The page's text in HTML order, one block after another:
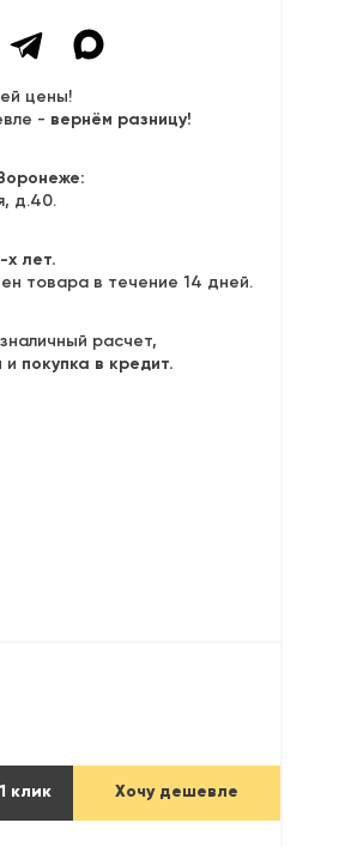
клик Хочу дешевле
цены!
- вернём разницу!
д.40.
х лет.
товара в течение 14 дней.
расчет,
и покупка в кредит.